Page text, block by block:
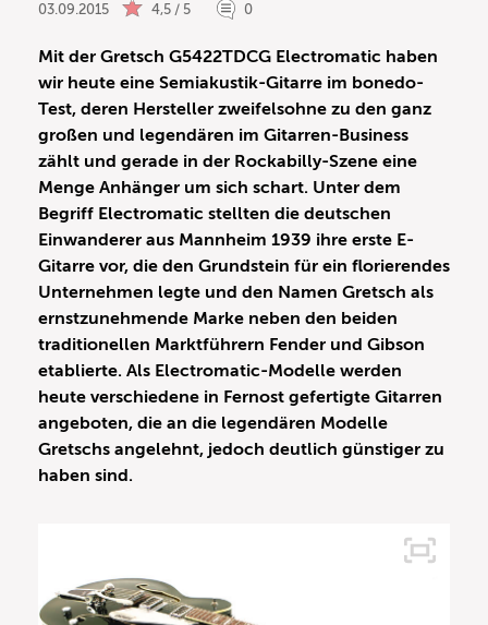
03.09.2015 4,5 / 5 0
Mit der Gretsch G5422TDCG Electromatic haben
wir heute eine Semiakustik-Gitarre im bonedo-
Test, deren Hersteller zweifelsohne zu den ganz
großen und legendären im Gitarren-Business
zählt und gerade in der Rockabilly-Szene eine
Menge Anhänger um sich schart. Unter dem
Begriff Electromatic stellten die deutschen
Einwanderer aus Mannheim 1939 ihre erste E-
Gitarre vor, die den Grundstein für ein florierendes
Unternehmen legte und den Namen Gretsch als
ernstzunehmende Marke neben den beiden
traditionellen Marktführern Fender und Gibson
etablierte. Als Electromatic-Modelle werden
heute verschiedene in Fernost gefertigte Gitarren
angeboten, die an die legendären Modelle
Gretschs angelehnt, jedoch deutlich günstiger zu
haben sind.